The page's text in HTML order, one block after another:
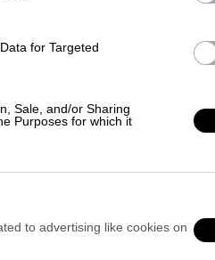
for Targeted
Sale, and/or Sharing
Purposes for which it
to advertising like cookies on
της
Χ.Γ., ετών 20,
.
του Εύελπι